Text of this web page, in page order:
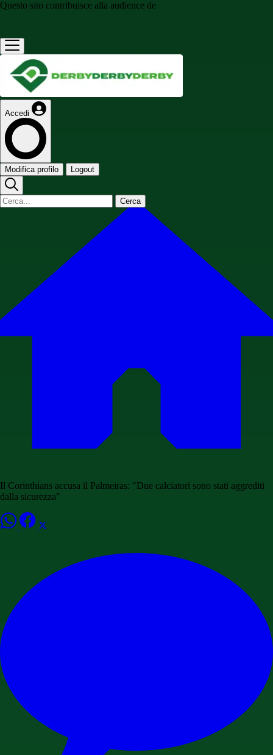
Questo sito contribuisce alla audience de
Accedi
Modifica profilo Logout
Cerca
Il Corinthians accusa il Palmeiras: "Due calciatori sono stati aggrediti
dalla sicurezza"